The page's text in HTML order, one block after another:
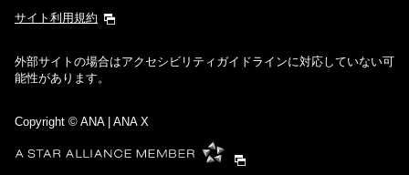
サイト利用規約
外部サイトの場合はアクセシビリティガイドラインに対応していない可
能性があります。
Copyright © ANA | ANA X